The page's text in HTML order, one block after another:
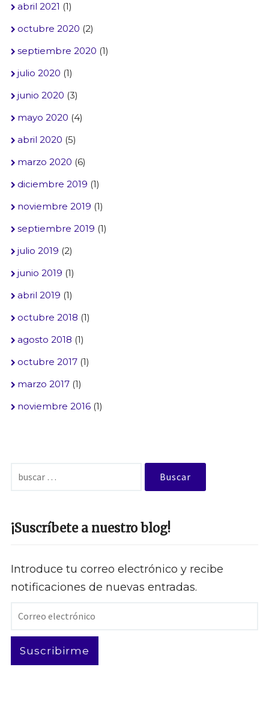
abril 2021 (1)
octubre 2020 (2)
septiembre 2020 (1)
julio 2020 (1)
junio 2020 (3)
mayo 2020 (4)
abril 2020 (5)
marzo 2020 (6)
diciembre 2019 (1)
noviembre 2019 (1)
septiembre 2019 (1)
julio 2019 (2)
junio 2019 (1)
abril 2019 (1)
octubre 2018 (1)
agosto 2018 (1)
octubre 2017(1)
marzo 2017(1)
noviembre 2016(1)
¡Suscríbete a nuestro blog!
Introduce tu correo electrónico y recibe
notificaciones de nuevas entradas.
Correo
Suscribirme